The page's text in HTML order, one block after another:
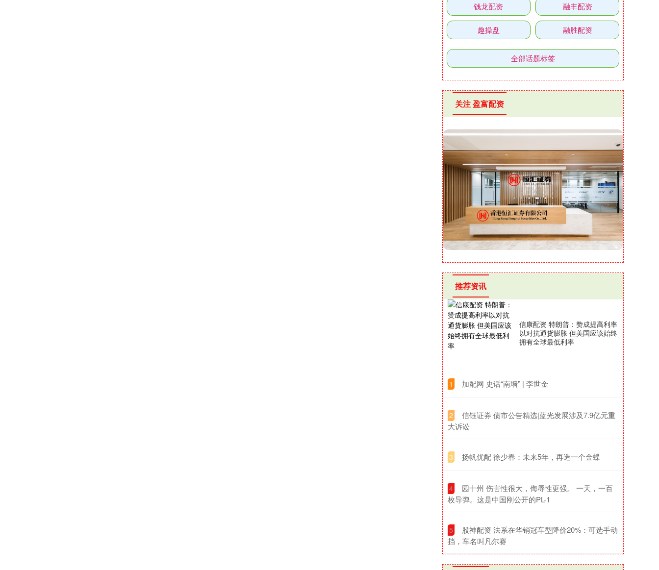
钱龙配资 融丰配资
趣操盘 融胜配资
全部话题标签
关注 盈富配资
推荐资讯
信康配资 特朗普：赞成提高利率
以对抗通货膨胀 但美国应该始终
拥有全球最低利率
1 ​加配网 史话“南墙” | 李世金
2
​信钰证券 债市公告精选|蓝光发展涉及7.9亿元重
大诉讼
3 ​扬帆优配 徐少春：未来5年，再造一个金蝶
4
​园十州 伤害性很大，侮辱性更强。 一天，一百
枚导弹。这是中国刚公开的PL-1
5
​股神配资 法系在华销冠车型降价20%：可选手动
挡，车名叫凡尔赛